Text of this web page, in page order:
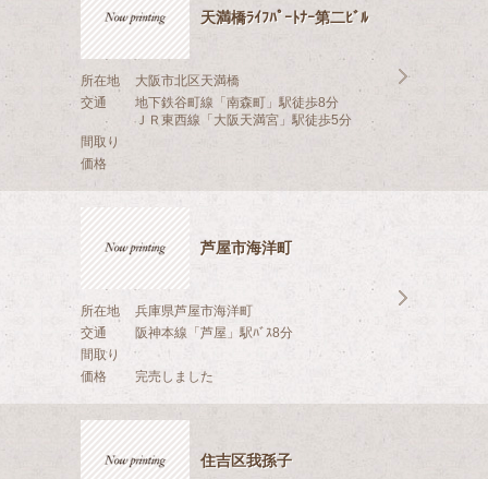
天満橋ﾗｲﾌﾊﾟｰﾄﾅｰ第二ﾋﾞﾙ
所在地
大阪市北区天満橋
交通
地下鉄谷町線「南森町」駅徒歩8分
ＪＲ東西線「大阪天満宮」駅徒歩5分
間取り
価格
芦屋市海洋町
所在地
兵庫県芦屋市海洋町
交通
阪神本線「芦屋」駅ﾊﾞｽ8分
間取り
価格
完売しました
住吉区我孫子